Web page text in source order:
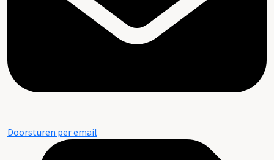
Doorsturen per email